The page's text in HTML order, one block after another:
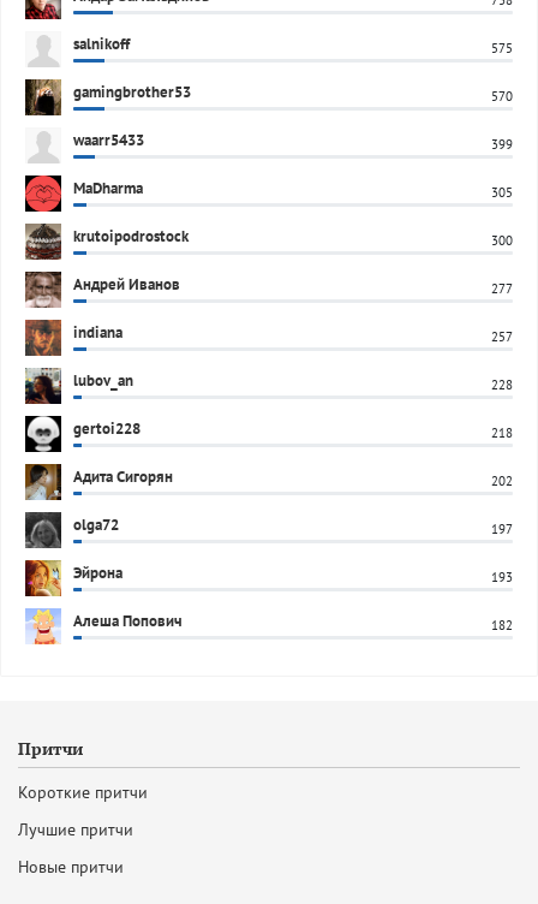
salnikoff 575
gamingbrother53 570
waarr5433 399
MaDharma 305
krutoipodrostock 300
Андрей Иванов 277
indiana 257
lubov_an 228
gertoi228 218
Адита Сигорян 202
olga72 197
Эйрона 193
Алеша Попович 182
Притчи
Короткие притчи
Лучшие притчи
Новые притчи